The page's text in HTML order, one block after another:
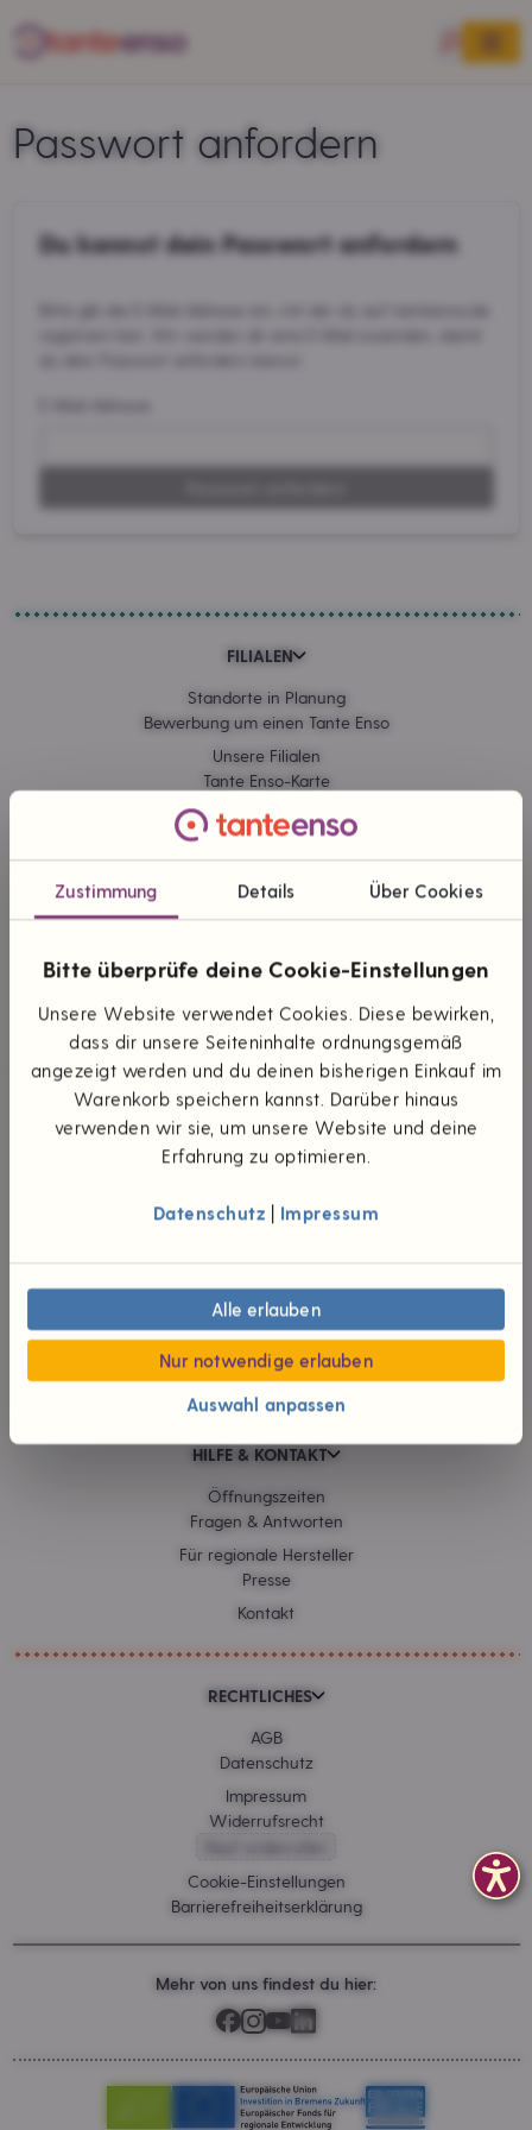
Zustimmung Details Über Cookies
Bitte überprüfe deine Cookie-Einstellungen
Unsere Website verwendet Cookies. Diese bewirken,
dass dir unsere Seiteninhalte ordnungsgemäß
angezeigt werden und du deinen bisherigen Einkauf im
Warenkorb speichern kannst. Darüber hinaus
verwenden wir sie, um unsere Website und deine
Erfahrung zu optimieren.
Datenschutz Impressum
Alle erlauben
Auswahl anpassen
Nur notwendige erlauben
Passwort anfordern
Du kannst dein Passwort anfordern
FILIALEN
Standorte in Planung
Bewerbung um einen Tante Enso
Unsere Filialen
Tante Enso-Karte
Sponsoring
Kommissionskauf
ONLINE EINKAUFEN
Lieferung & Versand
Themen & Marken
UNTERNEHMEN
Die Idee
Teilhaberschaft
#foodpioniere
Neuigkeiten
Verantwortliche
Karriere
Jobs
HILFE & KONTAKT
Öffnungszeiten
Fragen & Antworten
Für regionale Hersteller
Presse
Kontakt
RECHTLICHES
AGB
Datenschutz
Impressum
Widerrufsrecht
Cookie-Einstellungen
Barrierefreiheitserklärung
Mehr von uns findest du hier: